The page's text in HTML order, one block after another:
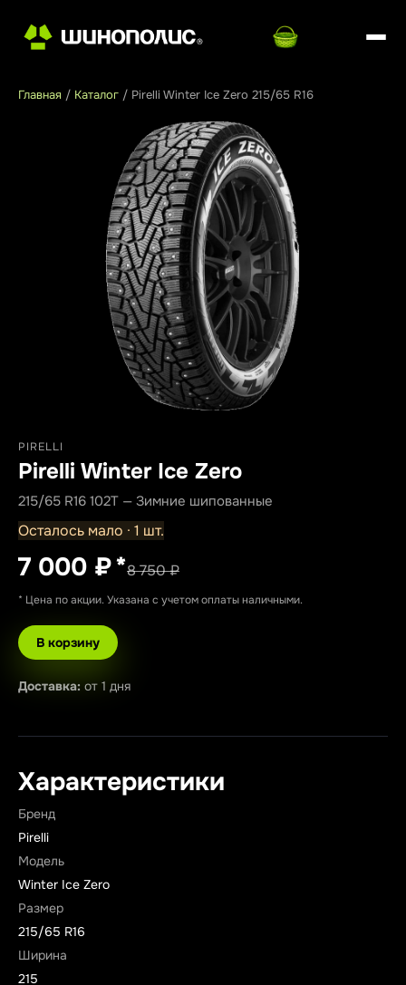
Главная / Каталог / Pirelli Winter Ice Zero 215/65 R16
PIRELLI
Pirelli Winter Ice Zero
215/65 R16 102T — Зимние шипованные
Осталось мало · 1 шт.
7 000 ₽*8 750 ₽
* Цена по акции. Указана с учетом оплаты наличными.
В корзину
Доставка: от 1 дня
Характеристики
Бренд
Pirelli
Модель
Winter Ice Zero
Размер
215/65 R16
Ширина
215